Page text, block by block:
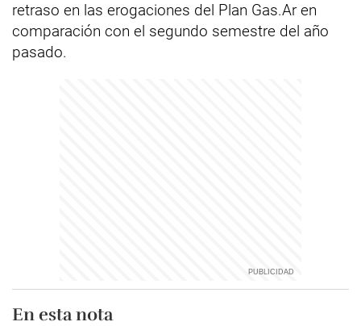
retraso en las erogaciones del Plan Gas.Ar en
comparación con el segundo semestre del año
pasado.
En esta nota